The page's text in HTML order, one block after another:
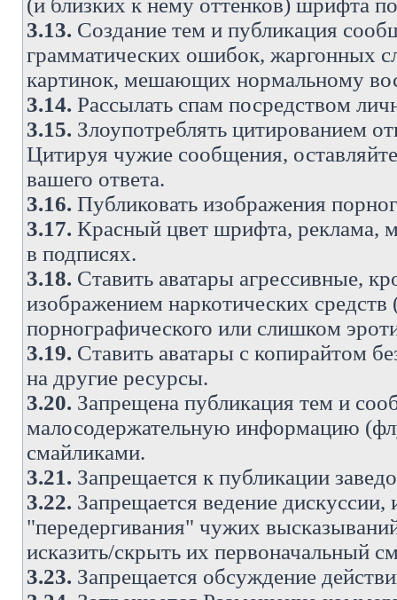
(и близких к нему оттенков) шрифта
3.13. Создание тем и публикация
грамматических ошибок, жаргонных
картинок, мешающих нормальному
3.14. Рассылать спам посредством
3.15. Злоупотреблять цитированием
Цитируя чужие сообщения,
вашего ответа.
3.16. Публиковать изображения
3.17. Красный цвет шрифта, реклама,
в подписях.
3.18. Ставить аватары агрессивные,
изображением наркотических
порнографического или слишком
3.19. Ставить аватары с копирайтом
на другие ресурсы.
3.20. Запрещена публикация тем и
малосодержательную информацию
смайликами.
3.21. Запрещается к публикации
3.22. Запрещается ведение
"передергивания" чужих
исказить/скрыть их первоначальный
3.23. Запрещается обсуждение